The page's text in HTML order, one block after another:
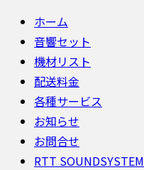
ホーム
音響セット
機材リスト
配送料金
各種サービス
お知らせ
お問合せ
RTT SOUNDSYSTEM